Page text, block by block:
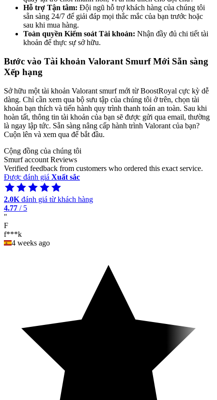
Hỗ trợ Tận tâm: Đội ngũ hỗ trợ khách hàng của chúng tôi
sẵn sàng 24/7 để giải đáp mọi thắc mắc của bạn trước hoặc
sau khi mua hàng.
Toàn quyền Kiểm soát Tài khoản: Nhận đầy đủ chi tiết tài
khoản để thực sự sở hữu.
Bước vào Tài khoản Valorant Smurf Mới Sẵn sàng
Xếp hạng
Sở hữu một tài khoản Valorant smurf mới từ BoostRoyal cực kỳ dễ
dàng. Chỉ cần xem qua bộ sưu tập của chúng tôi ở trên, chọn tài
khoản bạn thích và tiến hành quy trình thanh toán an toàn. Sau khi
hoàn tất, thông tin tài khoản của bạn sẽ được gửi qua email, thường
là ngay lập tức. Sẵn sàng nâng cấp hành trình Valorant của bạn?
Cuộn lên và xem qua để bắt đầu.
Cộng đồng của chúng tôi
Smurf account Reviews
Verified feedback from customers who ordered this exact service.
Được đánh giá Xuất sắc
2.0K đánh giá từ khách hàng
4.77 / 5
"
F
f***k
4 weeks ago